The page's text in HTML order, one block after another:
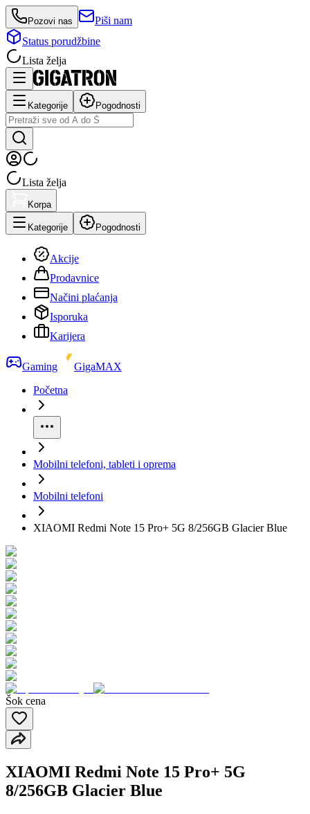
Pozovi nas
Piši nam
Status porudžbine
Lista želja
Kategorije Pogodnosti
Lista želja
Korpa
Kategorije Pogodnosti
Akcije
Prodavnice
Načini plaćanja
Isporuka
Karijera
Gaming
GigaMAX
Početna
Mobilni telefoni, tableti i oprema
Mobilni telefoni
XIAOMI Redmi Note 15 Pro+ 5G 8/256GB Glacier Blue
Šok cena
XIAOMI Redmi Note 15 Pro+ 5G
8/256GB Glacier Blue